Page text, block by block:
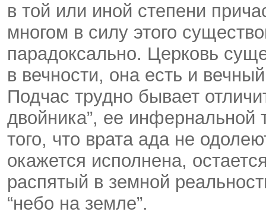
в той или иной степени
многом в силу этого
парадоксально. Церковь
в вечности, она есть и
Подчас трудно бывает
двойника”, ее инфернальной
того, что врата ада не
окажется исполнена,
распятый в земной
“небо на земле”.